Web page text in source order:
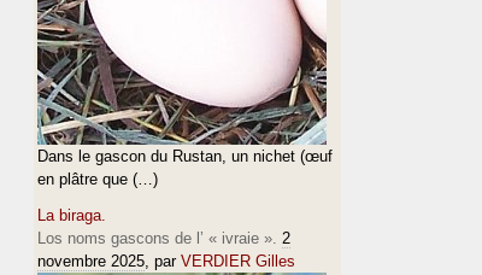
Dans le gascon du Rustan, un nichet (œuf
en plâtre que (…)
La biraga.
Los noms gascons de l’ « ivraie ». 2
novembre 2025, par VERDIER Gilles